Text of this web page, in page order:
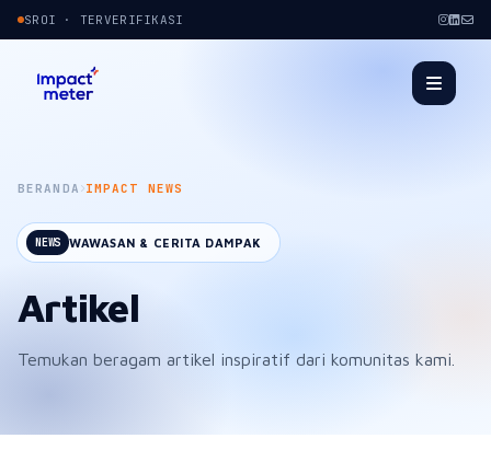
SROI · TERVERIFIKASI
BERANDA IMPACT NEWS
NEWS WAWASAN & CERITA DAMPAK
Artikel
Temukan beragam artikel inspiratif dari komunitas kami.